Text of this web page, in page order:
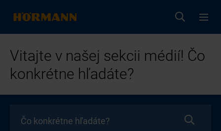
Vitajte v našej sekcii médií! Čo
konkrétne hľadáte?